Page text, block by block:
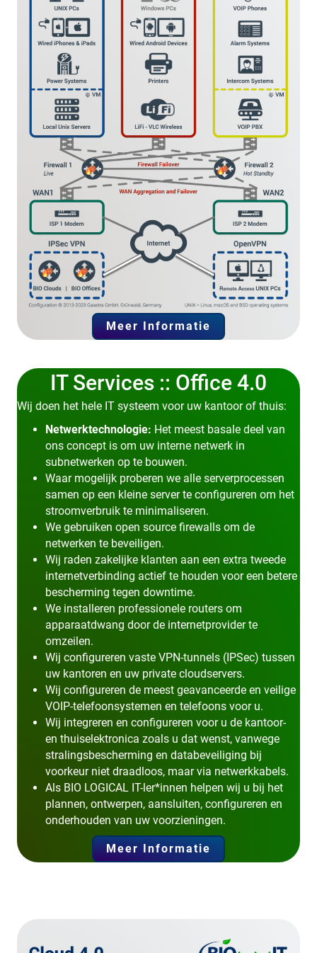
Meer Informatie
IT Services :: Office 4.0
Wij doen het hele IT systeem voor uw kantoor of thuis:
Netwerktechnologie: Het meest basale deel van
ons concept is om uw interne netwerk in
subnetwerken op te bouwen.
Waar mogelijk proberen we alle serverprocessen
samen op een kleine server te configureren om het
stroomverbruik te minimaliseren.
We gebruiken open source firewalls om de
netwerken te beveiligen.
Wij raden zakelijke klanten aan een extra tweede
internetverbinding actief te houden voor een betere
bescherming tegen downtime.
We installeren professionele routers om
apparaatdwang door de internetprovider te
omzeilen.
Wij configureren vaste VPN-tunnels (IPSec) tussen
uw kantoren en uw private cloudservers.
Wij configureren de meest geavanceerde en veilige
VOIP-telefoonsystemen en telefoons voor u.
Wij integreren en configureren voor u de kantoor-
en thuiselektronica zoals u dat wenst, vanwege
stralingsbescherming en databeveiliging bij
voorkeur niet draadloos, maar via netwerkkabels.
Als BIO LOGICAL IT-ler*innen helpen wij u bij het
plannen, ontwerpen, aansluiten, configureren en
onderhouden van uw voorzieningen.
Meer Informatie